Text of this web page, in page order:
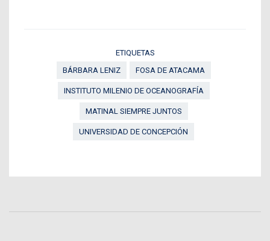
ETIQUETAS
BÁRBARA LENIZ
FOSA DE ATACAMA
INSTITUTO MILENIO DE OCEANOGRAFÍA
MATINAL SIEMPRE JUNTOS
UNIVERSIDAD DE CONCEPCIÓN